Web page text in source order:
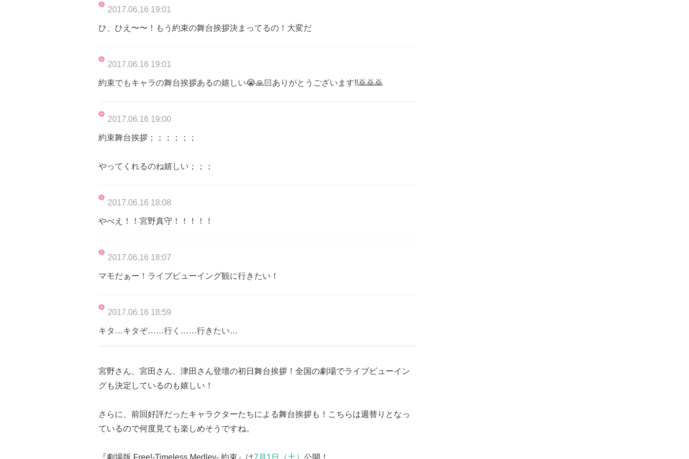
2017.06.16 19:01
ひ、ひえ〜〜！もう約束の舞台挨拶決まってるの！大変だ
2017.06.16 19:01
約束でもキャラの舞台挨拶あるの嬉しい😭🙏🏻ありがとうございます‼︎🙇🙇🙇
2017.06.16 19:00
約束舞台挨拶；；；；；；
やってくれるのね嬉しい；；；
2017.06.16 18:08
やべえ！！宮野真守！！！！！
2017.06.16 18:07
マモだぁー！ライブビューイング観に行きたい！
2017.06.16 18:59
キタ…キタぞ……行く……行きたい…
宮野さん、宮田さん、津田さん登壇の初日舞台挨拶！全国の劇場でライブビューイン
グも決定しているのも嬉しい！
さらに、前回好評だったキャラクターたちによる舞台挨拶も！こちらは週替りとなっ
ているので何度見ても楽しめそうですね。
『劇場版 Free!-Timeless Medley- 約束』は7月1日（土） 公開！